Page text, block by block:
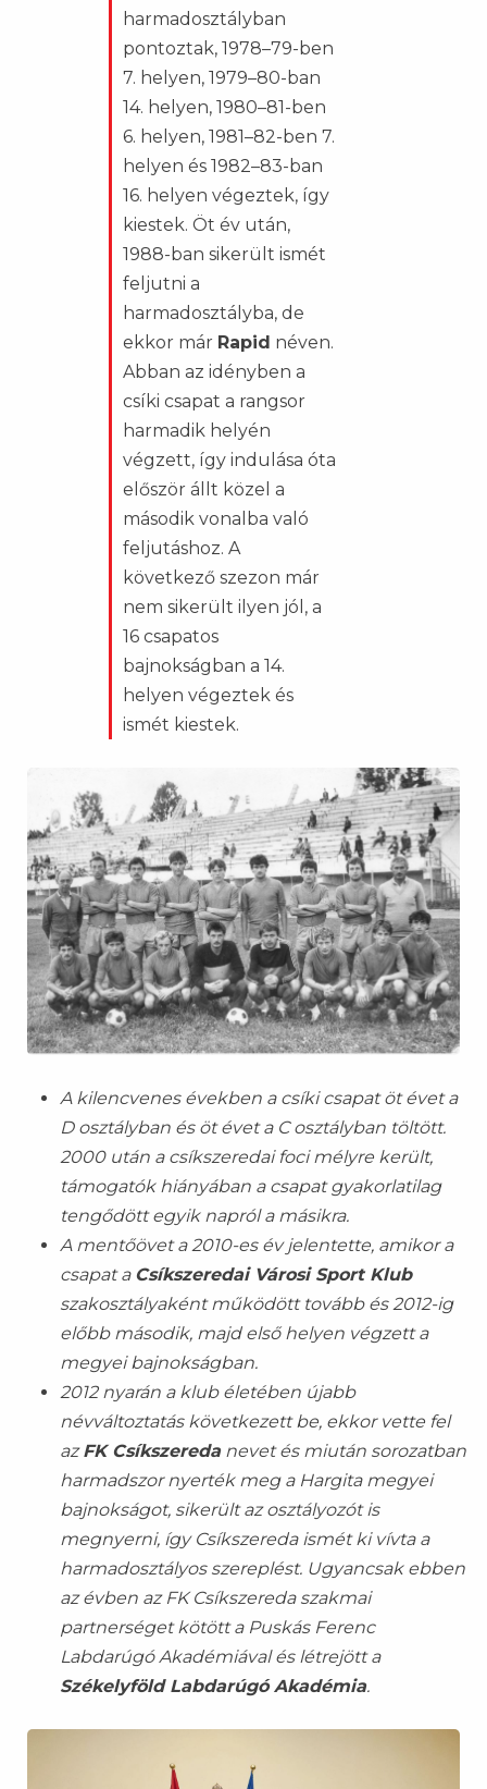
harmadosztályban
pontoztak, 1978–79-ben
7. helyen, 1979–80-ban
14. helyen, 1980–81-ben
6. helyen, 1981–82-ben 7.
helyen és 1982–83-ban
16. helyen végeztek, így
kiestek. Öt év után,
1988-ban sikerült ismét
feljutni a
harmadosztályba, de
ekkor már Rapid néven.
Abban az idényben a
csíki csapat a rangsor
harmadik helyén
végzett, így indulása óta
először állt közel a
második vonalba való
feljutáshoz. A
következő szezon már
nem sikerült ilyen jól, a
16 csapatos
bajnokságban a 14.
helyen végeztek és
ismét kiestek.
A kilencvenes években a csíki csapat öt évet a
D osztályban és öt évet a C osztályban töltött.
2000 után a csíkszeredai foci mélyre került,
támogatók hiányában a csapat gyakorlatilag
tengődött egyik napról a másikra.
A mentőövet a 2010-es év jelentette, amikor a
csapat a Csíkszeredai Városi Sport Klub
szakosztályaként működött tovább és 2012-ig
előbb második, majd első helyen végzett a
megyei bajnokságban.
2012 nyarán a klub életében újabb
névváltoztatás következett be, ekkor vette fel
azFK Csíkszeredanevet és miután sorozatban
harmadszor nyerték meg a Hargita megyei
bajnokságot, sikerült az osztályozót is
megnyerni, így Csíkszereda ismét ki vívta a
harmadosztályos szereplést. Ugyancsak ebben
az évben az FK Csíkszereda szakmai
partnerséget kötött a Puskás Ferenc
Labdarúgó Akadémiával és létrejött a
Székelyföld Labdarúgó Akadémia.